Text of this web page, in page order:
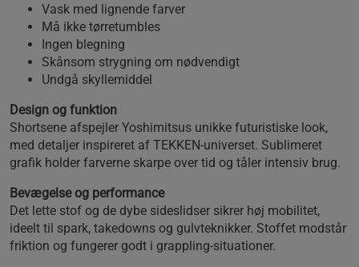
Vask med lignende farver
Må ikke tørretumbles
Ingen blegning
Skånsom strygning om nødvendigt
Undgå skyllemiddel
Design og funktion
Shortsene afspejler Yoshimitsus unikke futuristiske look,
med detaljer inspireret af TEKKEN‑universet. Sublimeret
grafik holder farverne skarpe over tid og tåler intensiv brug.
Bevægelse og performance
Det lette stof og de dybe sideslidser sikrer høj mobilitet,
ideelt til spark, takedowns og gulvteknikker. Stoffet modstår
friktion og fungerer godt i grappling‑situationer.